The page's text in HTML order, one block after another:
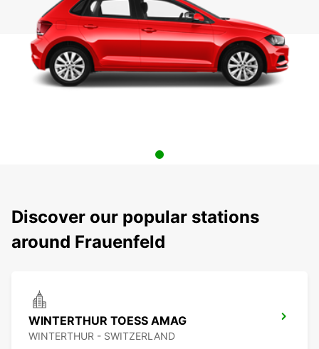
Discover our popular stations
around Frauenfeld
WINTERTHUR TOESS AMAG
WINTERTHUR - SWITZERLAND